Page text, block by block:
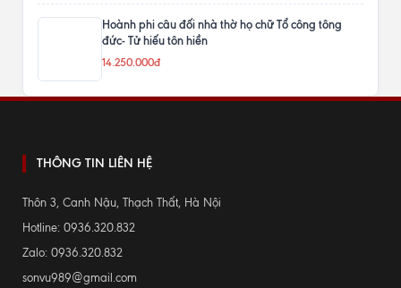
Hoành phi câu đối nhà thờ họ chữ Tổ công tông
đức- Tử hiếu tôn hiền
14.250.000đ
THÔNG TIN LIÊN HỆ
Thôn 3, Canh Nậu, Thạch Thất, Hà Nội
Hotline: 0936.320.832
Zalo: 0936.320.832
sonvu989@gmail.com